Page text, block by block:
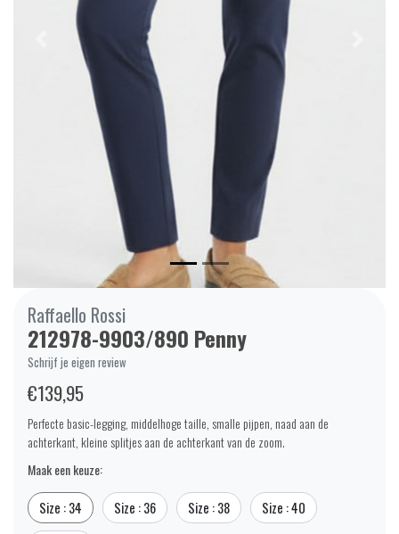
Raffaello Rossi
212978-9903/890 Penny
Schrijf je eigen review
€139,95
Perfecte basic-legging, middelhoge taille, smalle pijpen, naad aan de
achterkant, kleine splitjes aan de achterkant van de zoom.
Maak een keuze:
Size : 34 Size : 36 Size : 38 Size : 40